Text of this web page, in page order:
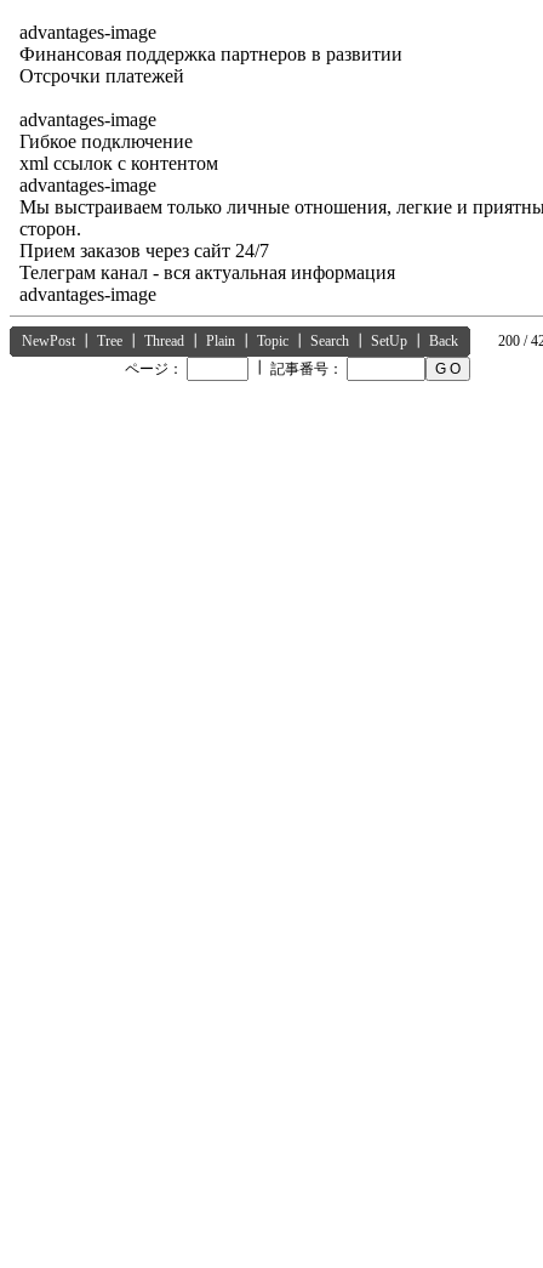
advantages-image
Финансовая поддержка партнеров в развитии
Отсрочки платежей
advantages-image
Гибкое подключение
xml ссылок с контентом
advantages-image
Мы выстраиваем только личные отношения, легкие и
сторон.
Прием заказов через сайт 24/7
Телеграм канал - вся актуальная информация
advantages-image
NewPost Tree Thread Plain Topic Search SetUp Back
200 /
ページ：
記事番号：